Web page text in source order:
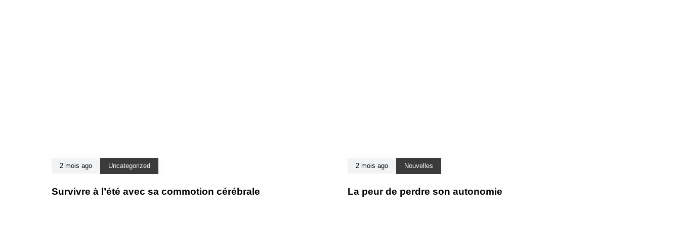
2 mois ago Uncategorized
Survivre à l’été avec sa commotion cérébrale
2 mois ago Nouvelles
La peur de perdre son autonomie